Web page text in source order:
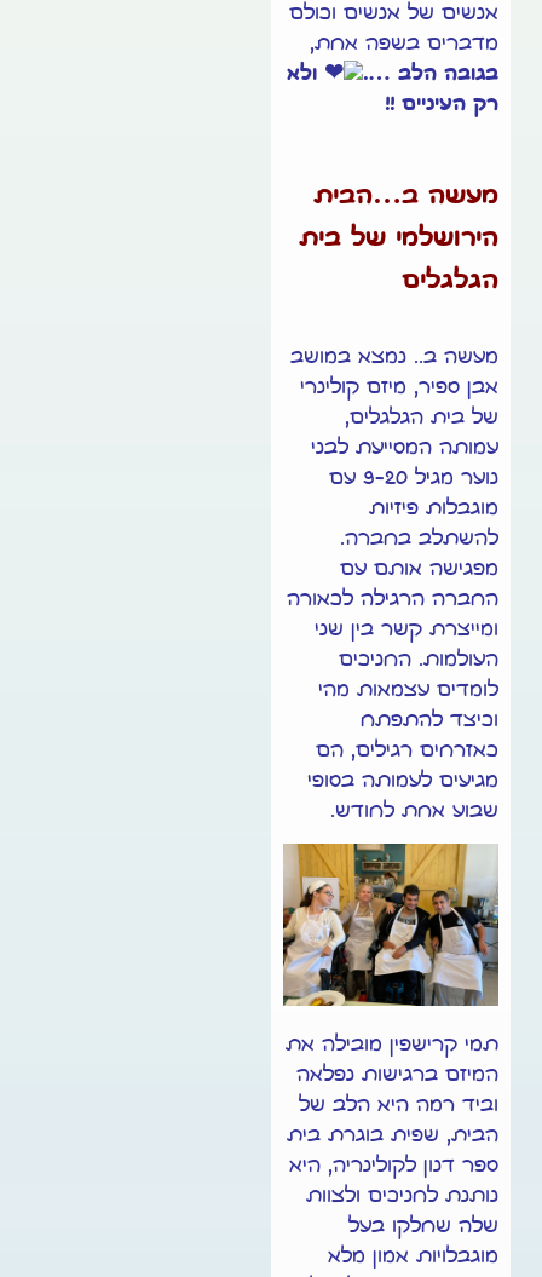
אנשים של אנשים וכולם
מדברים בשפה אחת,
בגובה הלב ….
ולא
רק העיניים !!
מעשה ב…הבית
הירושלמי של בית
הגלגלים
מעשה ב.. נמצא במושב
אבן ספיר, מיזם קולינרי
של בית הגלגלים,
עמותה המסייעת לבני
נוער מגיל 9-20 עם
מוגבלות פיזיות
להשתלב בחברה.
מפגישה אותם עם
החברה הרגילה לכאורה
ומייצרת קשר בין שני
העולמות. החניכים
לומדים עצמאות מהי
וכיצד להתפתח
כאזרחים רגילים, הם
מגיעים לעמותה בסופי
שבוע אחת לחודש.
תמי קרישפין מובילה את
המיזם ברגישות נפלאה
וביד רמה היא הלב של
הבית, שפית בוגרת בית
ספר דנון לקולינריה, היא
נותנת לחניכים ולצוות
שלה שחלקו בעל
מוגבלויות אמון מלא